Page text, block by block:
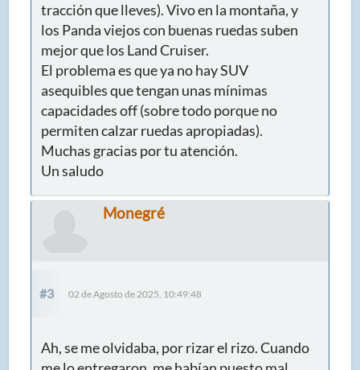
tracción que lleves). Vivo en la montaña, y
los Panda viejos con buenas ruedas suben
mejor que los Land Cruiser.
El problema es que ya no hay SUV
asequibles que tengan unas mínimas
capacidades off (sobre todo porque no
permiten calzar ruedas apropiadas).
Muchas gracias por tu atención.
Un saludo
Monegré
#3 02 de Agosto de 2025, 10:49:48
Ah, se me olvidaba, por rizar el rizo. Cuando